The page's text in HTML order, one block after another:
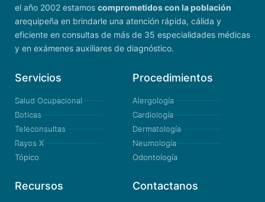
el año 2002 estamos comprometidos con la población
arequipeña en brindarle una atención rápida, cálida y
eficiente en consultas de más de 35 especialidades médicas
y en exámenes auxiliares de diagnóstico.
Servicios
Salud Ocupacional
Boticas
Teleconsultas
Rayos X
Tópico
Procedimientos
Alergología
Cardiología
Dermatología
Neumología
Odontología
Recursos Contactanos